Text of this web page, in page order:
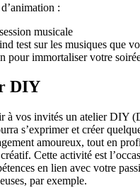
:
musicale
test sur les musiques que
pour immortaliser votre
DIY
à vos invités un atelier DIY
s’exprimer et créer
amoureux, tout en
Cette activité est
en lien avec votre
par exemple.